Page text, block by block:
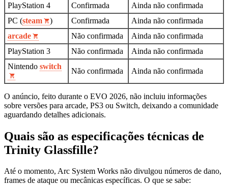
PlayStation 4
Confirmada
Ainda não confirmada
PC (steam ) Confirmada
Ainda não confirmada
arcade
Não confirmada
Ainda não confirmada
PlayStation 3
Não confirmada
Ainda não confirmada
Nintendo switch
Não confirmada Ainda não confirmada
O anúncio, feito durante o EVO 2026, não incluiu informações
sobre versões para arcade, PS3 ou Switch, deixando a comunidade
aguardando detalhes adicionais.
Quais são as especificações técnicas de
Trinity Glassfille?
Até o momento, Arc System Works não divulgou números de dano,
frames de ataque ou mecânicas específicas. O que se sabe: